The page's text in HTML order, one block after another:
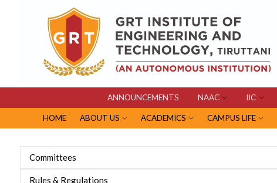
ANNOUNCEMENTS NAAC IIC
HOME ABOUT US ACADEMICS CAMPUS LIFE
Committees
Rules & Regulations